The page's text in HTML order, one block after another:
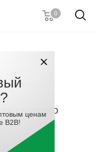
0
-
выключателя
силового
ценам
B2B!